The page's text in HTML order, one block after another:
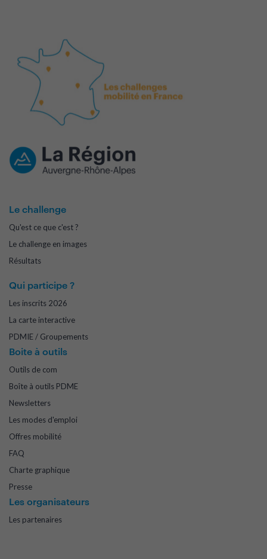
Le challenge
Qu'est ce que c'est ?
Le challenge en images
Résultats
Qui participe ?
Les inscrits 2026
La carte interactive
PDMIE / Groupements
Boite à outils
Outils de com
Boîte à outils PDME
Newsletters
Les modes d'emploi
Offres mobilité
FAQ
Charte graphique
Presse
Les organisateurs
Les partenaires